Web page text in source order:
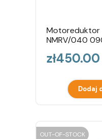
Motoreduktor
NMRV/040
Price
zł450.00
Dodaj
OUT-OF-STOCK